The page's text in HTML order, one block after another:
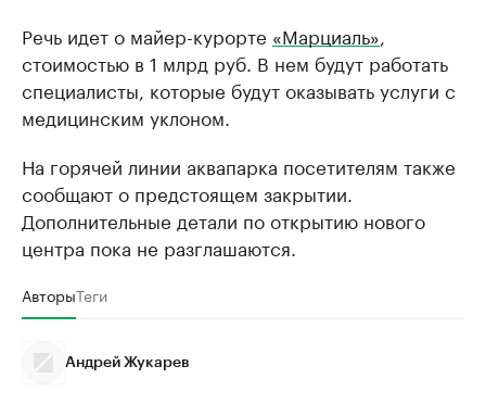
Речь идет о майер-курорте «Марциаль»
стоимостью в 1 млрд руб. В нем будут работать
специалисты, которые будут оказывать услуги с
медицинским уклоном.
На горячей линии аквапарка посетителям также
сообщают о предстоящем закрытии.
Дополнительные детали по открытию нового
центра пока не разглашаются.
АвторыТеги
Андрей Жукарев